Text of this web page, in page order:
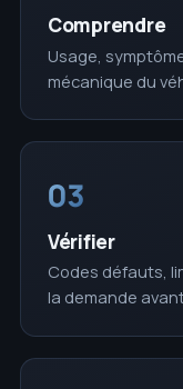
Comprendre
Usage,
mécanique du
03
Vérifier
Codes défauts,
la demande